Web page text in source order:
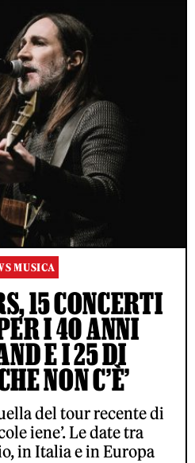
MUSICA
15 CONCERTI
I 40 ANNI
E I 25 DI
NON C’È’
del tour recente di
iene’. Le date tra
in Italia e in Europa